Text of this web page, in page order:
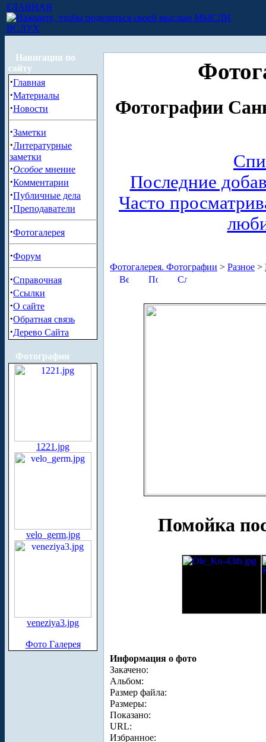
ГЛАВНАЯ
МЫСЛИ
ВСЛУХ
Навигация по
сайту
·Главная
·Материалы
·Новости
·Заметки
·Литературные
заметки
·Особое мнение
·Комментарии
·Публичные дела
·Преподаватели
·Фотогалерея
·Форум
·Справочная
·Ссылки
·О сайте
·Обратная связь
·Дерево Сайта
Фотографии
1221.jpg
velo_germ.jpg
veneziya3.jpg
Фото Галерея
Фотографии
Последние
Часто
Фотогалерея. Фотографии > Разное >
Помойка
Информация о фото
Закачено:
Альбом:
Размер файла:
Размеры:
Показано:
URL:
Избранное: